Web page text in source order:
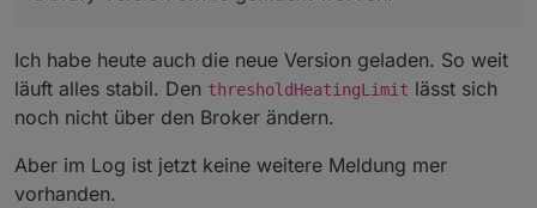
Ich habe heute auch die neue Version geladen. So weit
läuft alles stabil. Den thresholdHeatingLimit lässt sich
noch nicht über den Broker ändern.
Aber im Log ist jetzt keine weitere Meldung mer
vorhanden.